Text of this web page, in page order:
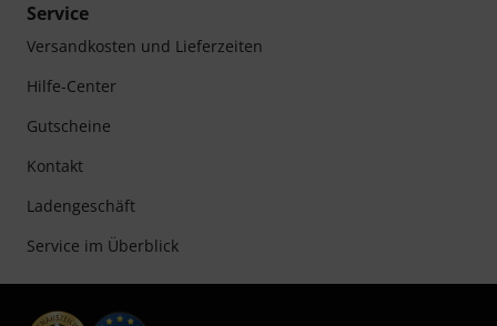
Service
Versandkosten und Lieferzeiten
Hilfe-Center
Gutscheine
Kontakt
Ladengeschäft
Service im Überblick